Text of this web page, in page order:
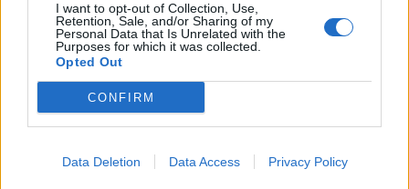
I want to opt-out of Collection, Use,
Retention, Sale, and/or Sharing of my
Personal Data that Is Unrelated with the
Purposes for which it was collected.
Opted Out
CONFIRM
Data Deletion Data Access Privacy Policy
Email Copy Link
Tags: Βαρουφάκης δηλώσεις εισαγγελέας
ΕΛΑΣ ναρκωτικά
Σχετικά Άρθρα